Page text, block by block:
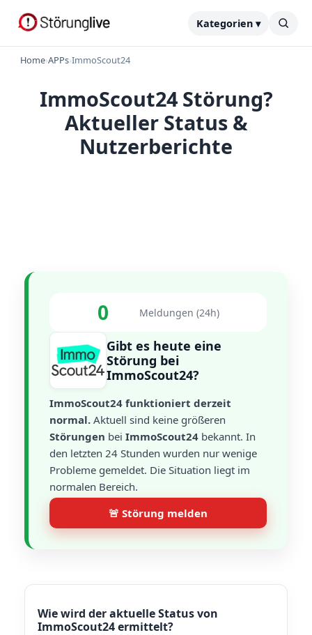
Kategorien ▾
Home›APPs›ImmoScout24
ImmoScout24 Störung?
Aktueller Status &
Nutzerberichte
0 Meldungen (24h)
Gibt es heute eine
Störung bei
ImmoScout24?
ImmoScout24 funktioniert derzeit
normal. Aktuell sind keine größeren
Störungen bei ImmoScout24 bekannt. In
den letzten 24 Stunden wurden nur wenige
Probleme gemeldet. Die Situation liegt im
normalen Bereich.
🚨 Störung melden
Wie wird der aktuelle Status von
ImmoScout24 ermittelt?